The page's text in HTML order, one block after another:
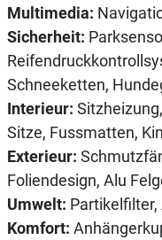
Multimedia:
Sicherheit:
Schneeketten,
Interieur:
Sitze, Fussmatten,
Exterieur:
Foliendesign, Alu
Umwelt:
Komfort: